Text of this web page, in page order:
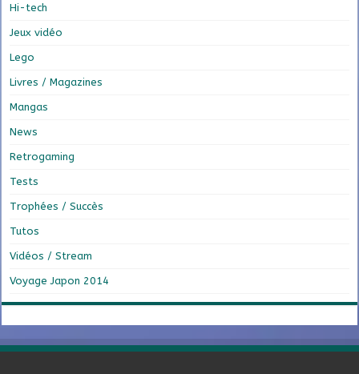
Hi-tech
Jeux vidéo
Lego
Livres / Magazines
Mangas
News
Retrogaming
Tests
Trophées / Succès
Tutos
Vidéos / Stream
Voyage Japon 2014